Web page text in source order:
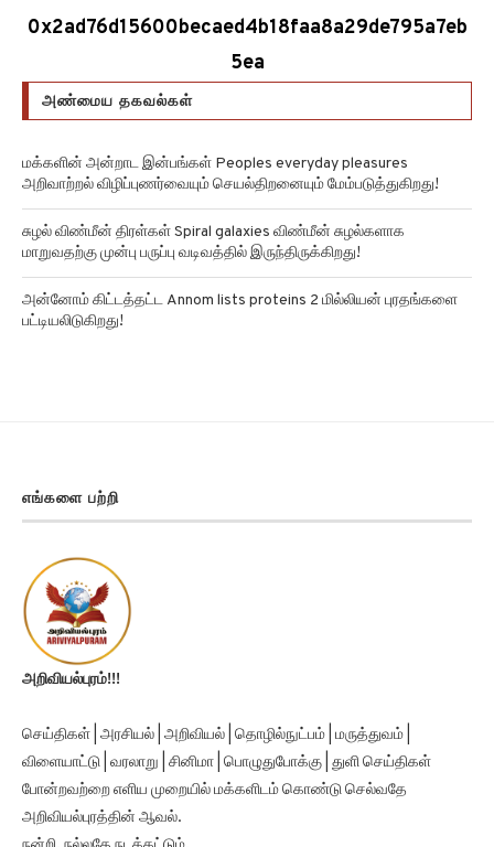
0x2ad76d15600becaed4b18faa8a29de795a7eb
5ea
அண்மைய தகவல்கள்
மக்களின் அன்றாட இன்பங்கள் Peoples everyday pleasures
அறிவாற்றல் விழிப்புணர்வையும் செயல்திறனையும் மேம்படுத்துகிறது!
சுழல் விண்மீன் திரள்கள் Spiral galaxies விண்மீன் சுழல்களாக
மாறுவதற்கு முன்பு பருப்பு வடிவத்தில் இருந்திருக்கிறது!
அன்னோம் கிட்டத்தட்ட Annom lists proteins 2 மில்லியன் புரதங்களை
பட்டியலிடுகிறது!
எங்களை பற்றி
அறிவியல்புரம்!!!
செய்திகள் | அரசியல் | அறிவியல் | தொழில்நுட்பம் | மருத்துவம் |
விளையாட்டு | வரலாறு | சினிமா | பொழுதுபோக்கு | துளி செய்திகள்
போன்றவற்றை எளிய முறையில் மக்களிடம் கொண்டு செல்வதே
அறிவியல்புரத்தின் ஆவல்.